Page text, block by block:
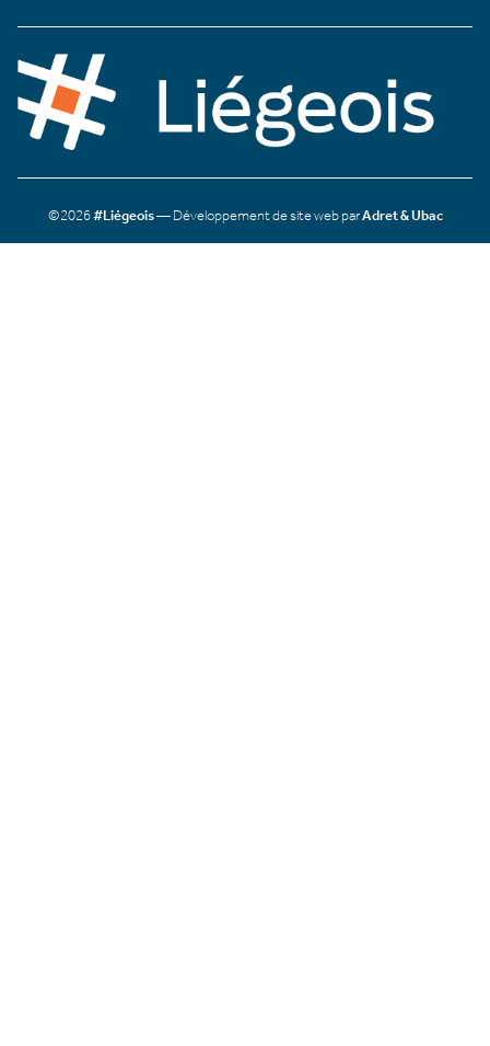
©2026#Liégeois— Développement de site web parAdret & Ubac